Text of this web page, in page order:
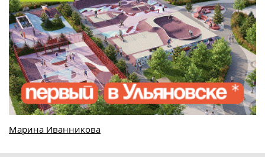
Марина Иванникова